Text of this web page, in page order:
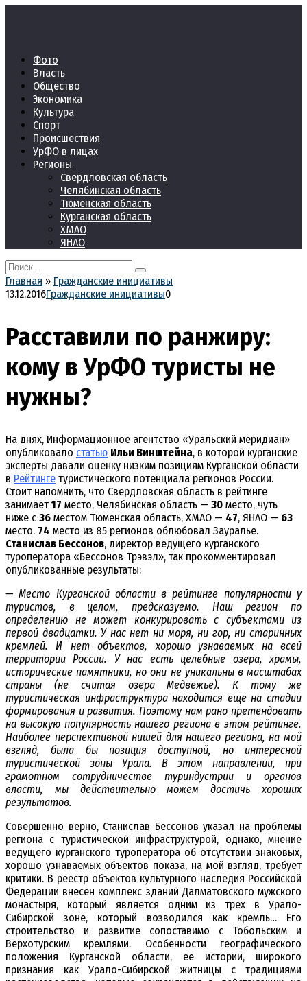
Фото
Власть
Общество
Экономика
Культура
Спорт
Происшествия
УрФО в лицах
Регионы
Свердловская область
Челябинская область
Тюменская область
Курганская область
ХМАО
ЯНАО
Search
for:
Главная » Гражданские инициативы
13.12.2016Гражданские инициативы0
Расставили по ранжиру:
кому в УрФО туристы не
нужны?
На днях, Информационное агентство «Уральский меридиан»
опубликовало статью Ильи Винштейна, в которой курганские
эксперты давали оценку низким позициям Курганской области
в Рейтинге туристического потенциала регионов России.
Стоит напомнить, что Свердловская область в рейтинге
занимает 17 место, Челябинская область — 30 место, чуть
ниже с 36 местом Тюменская область, ХМАО — 47, ЯНАО — 63
место. 74 место из 85 регионов облюбовал Зауралье.
Станислав Бессонов, директор ведущего курганского
туроператора «Бессонов Трэвэл», так прокомментировал
опубликованные результаты:
— Место Курганской области в рейтинге популярности у
туристов, в целом, предсказуемо. Наш регион по
определению не может конкурировать с субъектами из
первой двадцатки. У нас нет ни моря, ни гор, ни старинных
кремлей. И нет объектов, хорошо узнаваемых на всей
территории России. У нас есть целебные озера, храмы,
исторические памятники, но они не уникальны в масштабах
страны (не считая озера Медвежье). К тому же
туристическая инфраструктура находится еще на стадии
формирования и развития. Поэтому нам рано претендовать
на высокую популярность нашего региона в этом рейтинге.
Наиболее перспективной нишей для нашего региона, на мой
взгляд, была бы позиция доступной, но интересной
туристической зоны Урала. В этом направлении, при
грамотном сотрудничестве туриндустрии и органов
власти, мы действительно можем достичь хороших
результатов.
Совершенно верно, Станислав Бессонов указал на проблемы
региона с туристической инфраструктурой, однако, мнение
ведущего курганского туроператора об отсутствии знаковых,
хорошо узнаваемых объектов показа, на мой взгляд, требует
критики. В реестр объектов культурного наследия Российской
Федерации внесен комплекс зданий Далматовского мужского
монастыря, который является одним из трех в Урало-
Сибирской зоне, который возводился как кремль… Его
строительство и развитие сопоставимо с Тобольским и
Верхотурским кремлями. Особенности географического
положения Курганской области, ее истории, широкого
признания как Урало-Сибирской житницы с традициями